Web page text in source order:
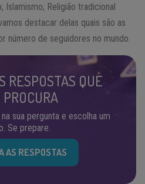
Islamismo; Religião tradicional
destacar delas quais são as
número de seguidores no mundo.
RESPOSTAS QUE
sua pergunta e escolha um
Se prepare.
AS RESPOSTAS